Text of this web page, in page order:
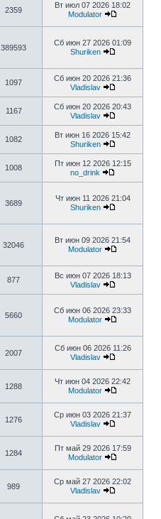
2359
Вт июл 07 2026 18:02
Modulator
389593
Сб июн 27 2026 01:09
Shuriken
1097
Сб июн 20 2026 21:36
Vladislav
1167
Сб июн 20 2026 20:43
Vladislav
1082
Вт июн 16 2026 15:42
Shuriken
1008
Пт июн 12 2026 12:15
no_drink
3689
Чт июн 11 2026 21:04
Shuriken
32046
Вт июн 09 2026 21:54
Modulator
877
Вс июн 07 2026 18:13
Vladislav
5660
Сб июн 06 2026 23:33
Modulator
2007
Сб июн 06 2026 11:26
Vladislav
1288
Чт июн 04 2026 22:42
Modulator
1276
Ср июн 03 2026 21:37
Vladislav
1284
Пт май 29 2026 17:59
Modulator
989
Ср май 27 2026 22:02
Vladislav